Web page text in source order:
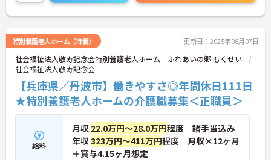
特別養護老人ホーム（特養） 更新日：2025年08月07日
社会福祉法人敬寿記念会特別養護老人ホーム ふれあいの郷 もくせい
社会福祉法人敬寿記念会
【兵庫県／丹波市】働きやすさ◎年間休日111日
★特別養護老人ホームの介護職募集＜正職員＞
給料
月収 22.0万円～28.0万円程度 諸手当込み
年収323万円～411万円程度 月収×12ヶ月
＋賞与4.15ヶ月想定